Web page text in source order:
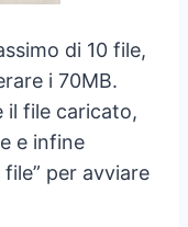
di 10 file,
i 70MB.
il file caricato,
e infine
per avviare